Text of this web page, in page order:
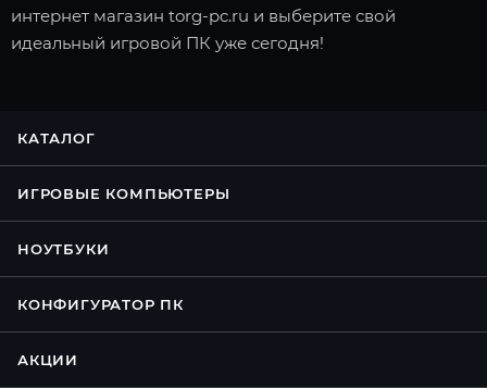
интернет магазин torg-pc.ru и выберите свой
идеальный игровой ПК уже сегодня!
КАТАЛОГ
ИГРОВЫЕ КОМПЬЮТЕРЫ
НОУТБУКИ
КОНФИГУРАТОР ПК
АКЦИИ